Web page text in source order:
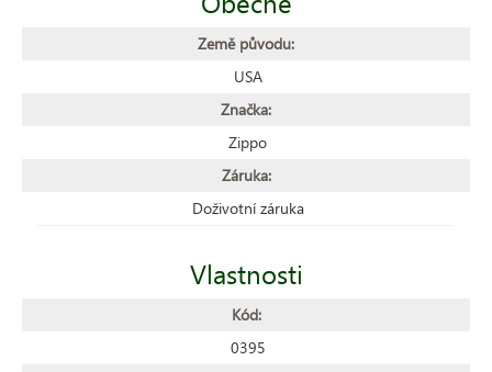
Země původu:
USA
Značka:
Zippo
Záruka:
Doživotní záruka
Vlastnosti
Kód:
0395